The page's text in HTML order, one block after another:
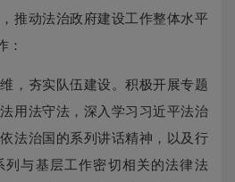
推动法治政府建设工作整体水平
：
夯实队伍建设。积极开展专题
用法守法，深入学习习近平法治
法治国的系列讲话精神，以及行
列与基层工作密切相关的法律法